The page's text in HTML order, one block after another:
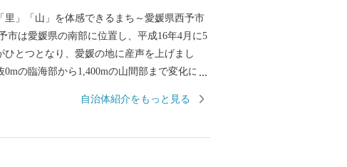
里」「山」を体感できるまち～愛媛県西予市
ひとつとなり、愛媛の地に産声を上げまし
0mの臨海部から1,400mの山間部まで変化に富
」として日本ジオパークに認定され、美しく
自治体紹介をもっと見る